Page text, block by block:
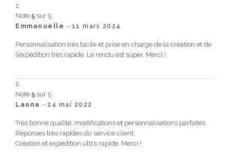
Note 5 sur 5
Emmanuelle – 11 mars 2024
Personnalisation très facile et prise en charge de la création et de
l’expédition très rapide. Le rendu est super, Merci !
Note 5 sur 5
Laona – 24 mai 2022
Très bonne qualité, modifications et personnalisations parfaites.
Réponses très rapides du service client.
Création et expédition ultra rapide. Merci !